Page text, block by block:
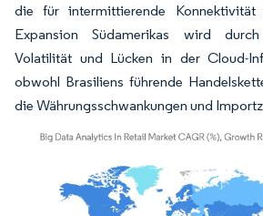
die für intermittierende
Expansion Südamerikas wird durch
Volatilität und Lücken in der Cloud-
obwohl Brasiliens führende
die Währungsschwankungen und